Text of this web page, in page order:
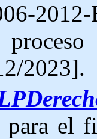
2023].
para el